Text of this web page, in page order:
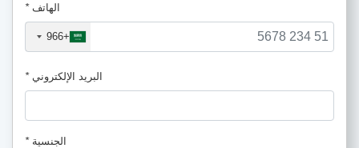
الهاتف *
+966
البريد الإلكتروني *
الجنسية*